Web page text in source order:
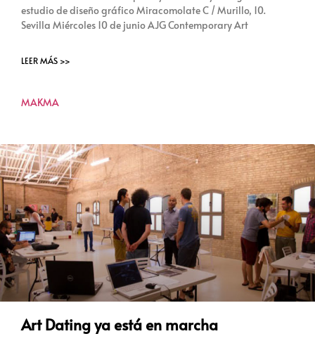
estudio de diseño gráfico Miracomolate C / Murillo, 10.
Sevilla Miércoles 10 de junio AJG Contemporary Art
LEER MÁS >>
MAKMA
Art Dating ya está en marcha